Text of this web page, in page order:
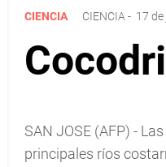
CIENCIA CIENCIA - 17
SAN JOSE (AFP) -
principales ríos